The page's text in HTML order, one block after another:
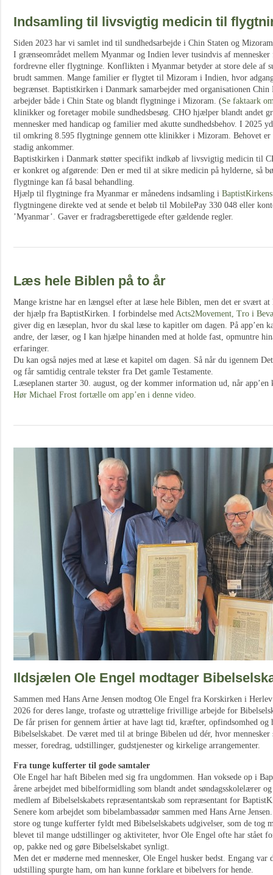
Indsamling til livsvigtig medicin til
Siden 2023 har vi samlet ind til sundhedsarbejde i Chin Staten og
I grænseområdet mellem Myanmar og Indien lever tusindvis af
fordrevne eller flygtninge. Konflikten i Myanmar betyder at store dele af
brudt sammen. Mange familier er flygtet til Mizoram i Indien, hvor
begrænset. Baptistkirken i Danmark samarbejder med organisationen
arbejder både i Chin State og blandt flygtninge i Mizoram. (Se faktaark
klinikker og foretager mobile sundhedsbesøg. CHO hjælper blandt andet
mennesker med handicap og familier med akutte sundhedsbehov. I 2025
til omkring 8.595 flygtninge gennem otte klinikker i Mizoram. Behovet
stadig ankommer.
Baptistkirken i Danmark støtter specifikt indkøb af livsvigtig medicin til
er konkret og afgørende: Den er med til at sikre medicin på hylderne, så
flygtninge kan få basal behandling.
Hjælp til flygtninge fra Myanmar er månedens indsamling i
flygtningene direkte ved at sende et beløb til MobilePay 330 048 eller
’Myanmar’. Gaver er fradragsberettigede efter gældende regler.
Læs hele Biblen på to år
Mange kristne har en længsel efter at læse hele Biblen, men det er svært
der hjælp fra BaptistKirken. I forbindelse med Acts2Movement, Tro i
giver dig en læseplan, hvor du skal læse to kapitler om dagen. På app’en
andre, der læser, og I kan hjælpe hinanden med at holde fast, opmuntre
erfaringer.
Du kan også nøjes med at læse et kapitel om dagen. Så når du igennem
og får samtidig centrale tekster fra Det gamle Testamente.
Læseplanen starter 30. august, og der kommer information ud, når app’en
Hør Michael Frost fortælle om app’en i denne video.
Ildsjælen Ole Engel modtager
Sammen med Hans Arne Jensen modtog Ole Engel fra Korskirken i
2026 for deres lange, trofaste og utrættelige frivillige arbejde for
De får prisen for gennem årtier at have lagt tid, kræfter, opfindsomhed og
Bibelselskabet. De været med til at bringe Bibelen ud dér, hvor
messer, foredrag, udstillinger, gudstjenester og kirkelige arrangementer.
Fra tunge kufferter til gode samtaler
Ole Engel har haft Bibelen med sig fra ungdommen. Han voksede op i
årene arbejdet med bibelformidling som blandt andet søndagsskolelærer
medlem af Bibelselskabets repræsentantskab som repræsentant for
Senere kom arbejdet som bibelambassadør sammen med Hans Arne
store og tunge kufferter fyldt med Bibelselskabets udgivelser, som de tog
blevet til mange udstillinger og aktiviteter, hvor Ole Engel ofte har stået
op, pakke ned og gøre Bibelselskabet synligt.
Men det er møderne med mennesker, Ole Engel husker bedst. Engang var
udstilling spurgte ham, om han kunne forklare et bibelvers for hende.